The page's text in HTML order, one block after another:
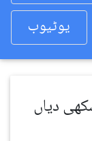
یوٹیوب
دیاں